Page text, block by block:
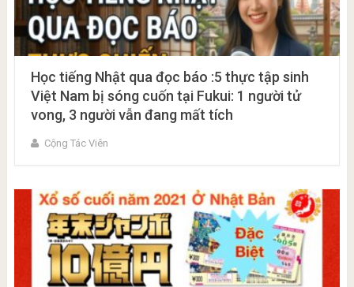
Học tiếng Nhật qua đọc báo :5 thực tập sinh
Việt Nam bị sóng cuốn tại Fukui: 1 người tử
vong, 3 người vẫn đang mất tích
Cộng Tác Viên